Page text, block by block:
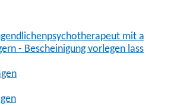
mit
- Bescheinigung vorlegen lassen